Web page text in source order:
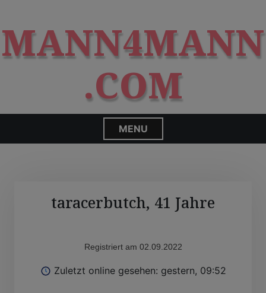
i
p
o
c
n
t
MANN4MANN
.COM
MENU
taracerbutch, 41 Jahre
Registriert am 02.09.2022
Zuletzt online gesehen: gestern, 09:52